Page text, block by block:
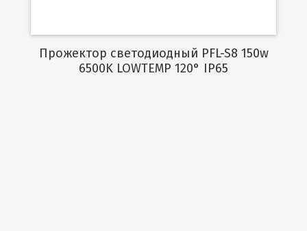
Прожектор светодиодный PFL-S8 150w
6500K LOWTEMP 120° IP65